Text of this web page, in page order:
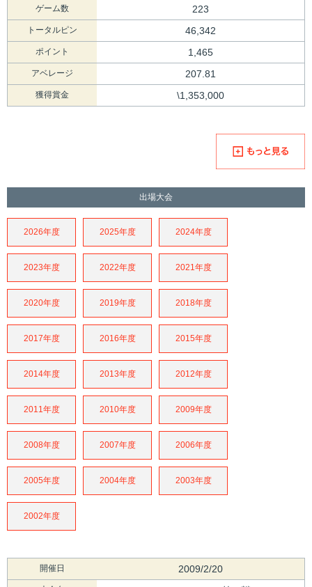
ゲーム数 223
トータルピン 46,342
ポイント 1,465
アベレージ 207.81
獲得賞金 \1,353,000
出場大会
2026年度 2025年度 2024年度
2023年度 2022年度 2021年度
2020年度 2019年度 2018年度
2017年度 2016年度 2015年度
2014年度 2013年度 2012年度
2011年度 2010年度 2009年度
2008年度 2007年度 2006年度
2005年度 2004年度 2003年度
2002年度
開催日 2009/2/20